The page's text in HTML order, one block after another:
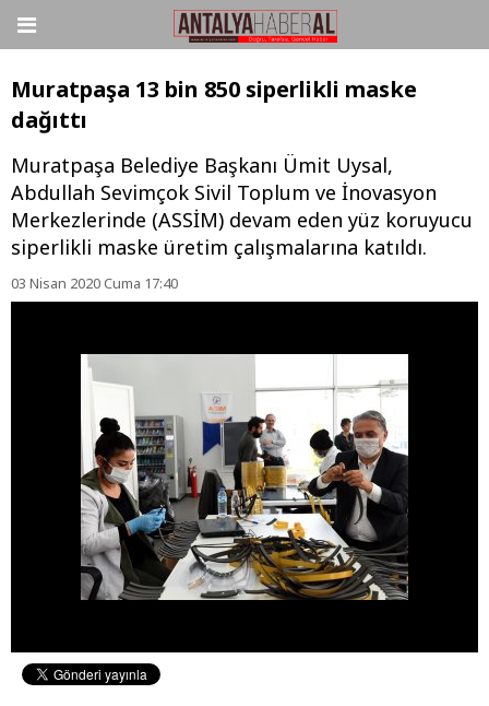
Muratpaşa 13 bin 850 siperlikli maske
dağıttı
Muratpaşa Belediye Başkanı Ümit Uysal,
Abdullah Sevimçok Sivil Toplum ve İnovasyon
Merkezlerinde (ASSİM) devam eden yüz koruyucu
siperlikli maske üretim çalışmalarına katıldı.
03 Nisan 2020 Cuma 17:40